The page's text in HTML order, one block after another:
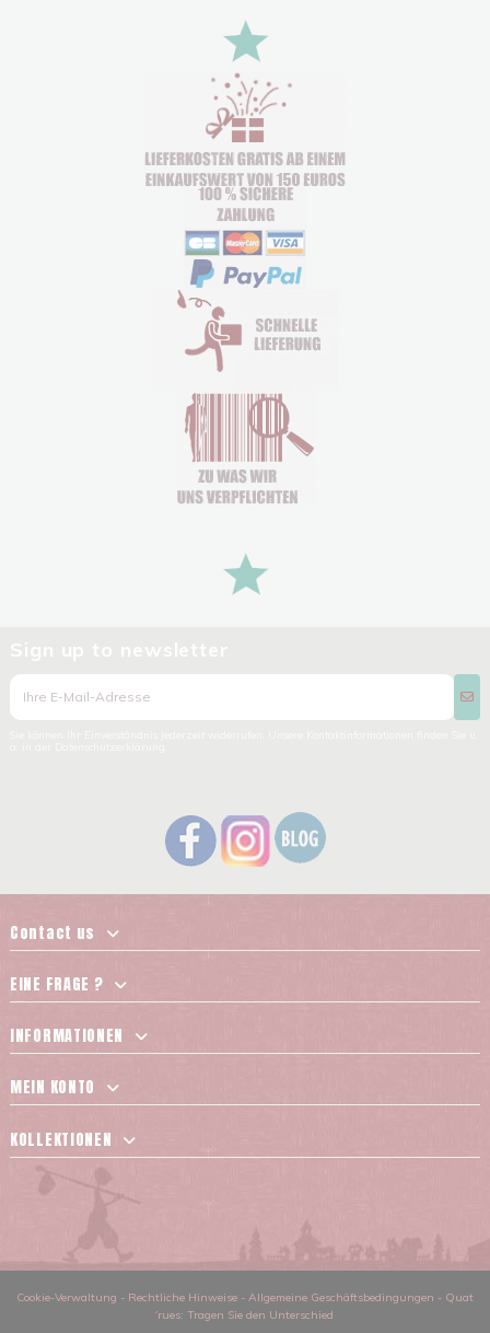
Contact us
EINE FRAGE ?
INFORMATIONEN
MEIN KONTO
KOLLEKTIONEN
Cookie-Verwaltung - Rechtliche Hinweise - Allgemeine Geschäftsbedingungen - Quat
´rues: Tragen Sie den Unterschied